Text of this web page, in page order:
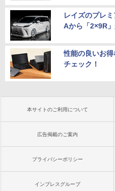
レイズのプレ
Aから「2×9R」
性能の良いお
チェック！
本サイトのご利用について
広告掲載のご案内
プライバシーポリシー
インプレスグループ